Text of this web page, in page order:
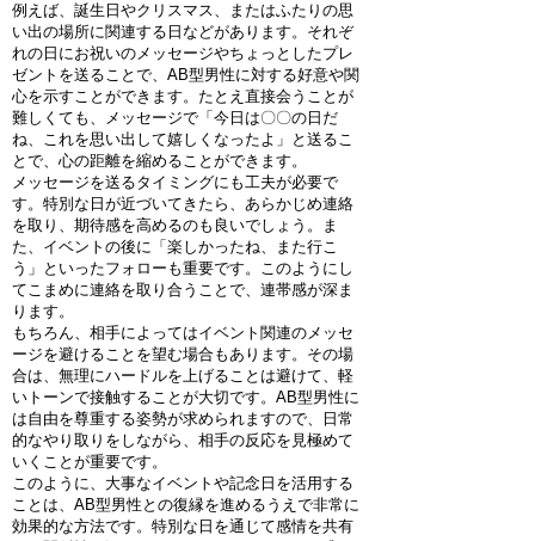
例えば、誕生日やクリスマス、またはふたりの思
い出の場所に関連する日などがあります。それぞ
れの日にお祝いのメッセージやちょっとしたプレ
ゼントを送ることで、AB型男性に対する好意や関
心を示すことができます。たとえ直接会うことが
難しくても、メッセージで「今日は〇〇の日だ
ね、これを思い出して嬉しくなったよ」と送るこ
とで、心の距離を縮めることができます。
メッセージを送るタイミングにも工夫が必要で
す。特別な日が近づいてきたら、あらかじめ連絡
を取り、期待感を高めるのも良いでしょう。ま
た、イベントの後に「楽しかったね、また行こ
う」といったフォローも重要です。このようにし
てこまめに連絡を取り合うことで、連帯感が深ま
ります。
もちろん、相手によってはイベント関連のメッセ
ージを避けることを望む場合もあります。その場
合は、無理にハードルを上げることは避けて、軽
いトーンで接触することが大切です。AB型男性に
は自由を尊重する姿勢が求められますので、日常
的なやり取りをしながら、相手の反応を見極めて
いくことが重要です。
このように、大事なイベントや記念日を活用する
ことは、AB型男性との復縁を進めるうえで非常に
効果的な方法です。特別な日を通じて感情を共有